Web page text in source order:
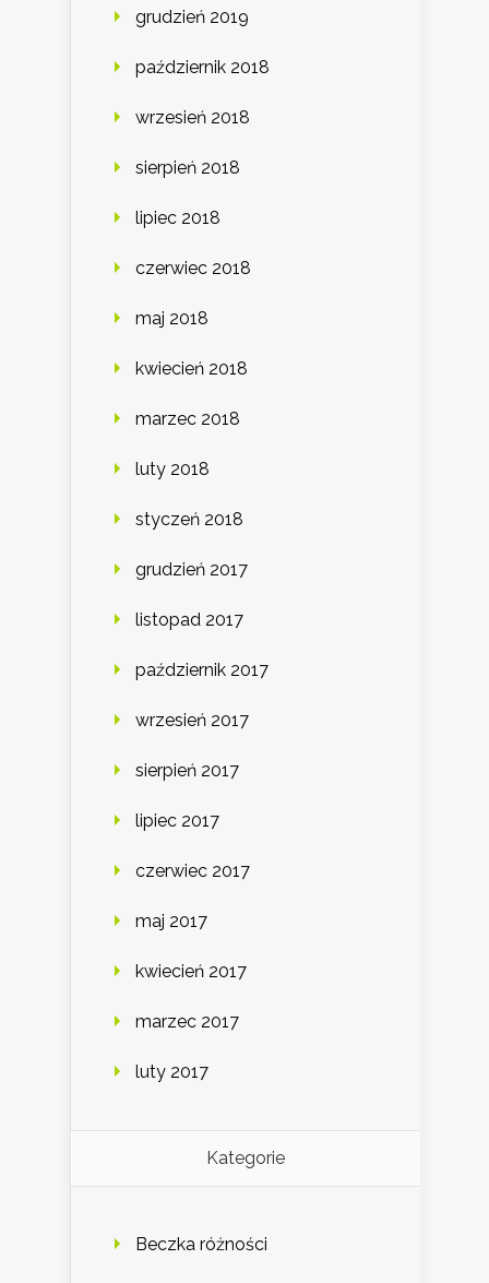
grudzień 2019
październik 2018
wrzesień 2018
sierpień 2018
lipiec 2018
czerwiec 2018
maj 2018
kwiecień 2018
marzec 2018
luty 2018
styczeń 2018
grudzień 2017
listopad 2017
październik 2017
wrzesień 2017
sierpień 2017
lipiec 2017
czerwiec 2017
maj 2017
kwiecień 2017
marzec 2017
luty 2017
Kategorie
Beczka różności